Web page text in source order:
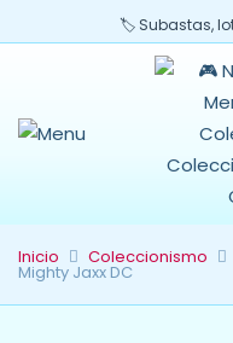
🏷️ Subastas,
Inicio Coleccionismo
Mighty Jaxx DC